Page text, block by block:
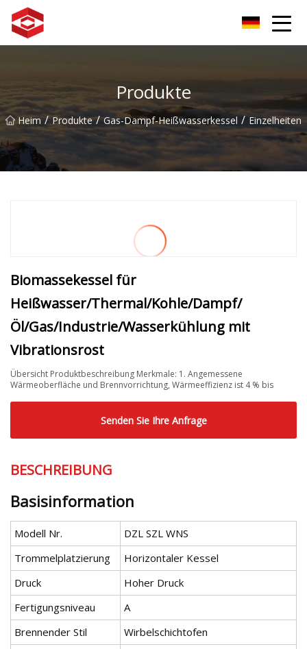
Produkte
Heim / Produkte / Gas-Dampf-Heißwasserkessel / Einzelheiten
Biomassekessel für
Heißwasser/Thermal/Kohle/Dampf/
Öl/Gas/Industrie/Wasserkühlung mit
Vibrationsrost
Übersicht Produktbeschreibung Merkmale: 1. Angemessene
Wärmeoberfläche und Brennvorrichtung, Wärmeeffizienz ist 4 % bis
Senden Sie Ihre Anfrage
BESCHREIBUNG
Basisinformation
Modell Nr.
DZL SZL WNS
Trommelplatzierung
Horizontaler Kessel
Druck
Hoher Druck
Fertigungsniveau
A
Brennender Stil
Wirbelschichtofen